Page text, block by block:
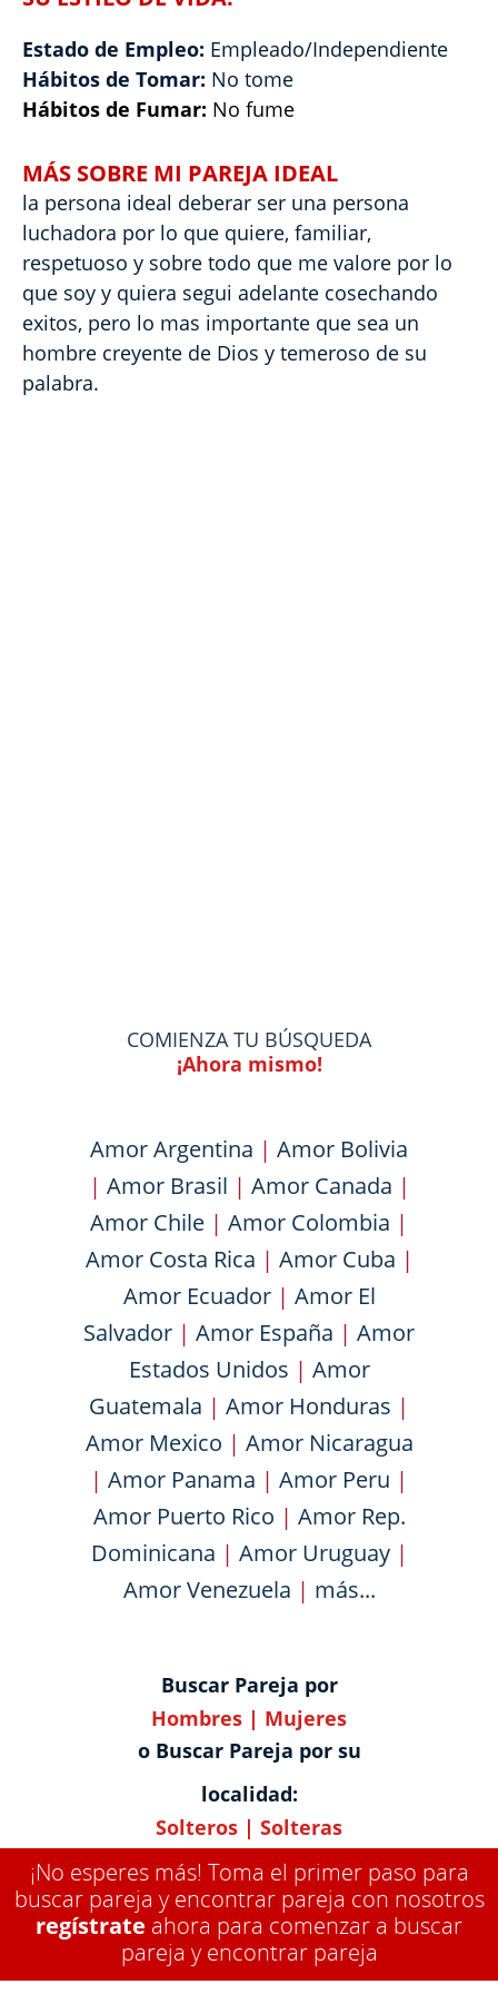
Estado de Empleo: Empleado/Independiente
Hábitos de Tomar: No tome
Hábitos de Fumar: No fume
MÁS SOBRE MI PAREJA IDEAL
la persona ideal deberar ser una persona
luchadora por lo que quiere, familiar,
respetuoso y sobre todo que me valore por lo
que soy y quiera segui adelante cosechando
exitos, pero lo mas importante que sea un
hombre creyente de Dios y temeroso de su
palabra.
COMIENZA TU BÚSQUEDA
¡Ahora mismo!
Amor Argentina | Amor Bolivia
| Amor Brasil | Amor Canada |
Amor Chile | Amor Colombia |
Amor Costa Rica | Amor Cuba |
Amor Ecuador| Amor El
Salvador | Amor España | Amor
Estados Unidos | Amor
Guatemala | Amor Honduras |
Amor Mexico | Amor Nicaragua
| Amor Panama | Amor Peru |
Amor Puerto Rico | Amor Rep.
Dominicana | Amor Uruguay|
Amor Venezuela | más...
Buscar Pareja por
Hombres | Mujeres
o Buscar Pareja por su
localidad:
Solteros | Solteras
¡No esperes más! Toma el primer paso para
buscar pareja y encontrar pareja con nosotros
regístrate ahora para comenzar a buscar
pareja y encontrar pareja